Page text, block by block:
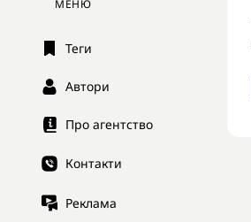
МЕНЮ
Теги
Автори
Про агентство
Контакти
Реклама